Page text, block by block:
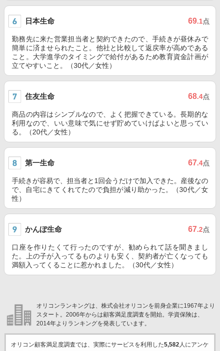
日本生命 69.1点
勤務先に来た営業担当者と契約できたので、手続きが昼休みで
簡単に済ませられたこと。他社と比較して返戻率が高めである
こと。大学進学のタイミングで給付があるため教育資金計画が
立てやすいこと。（30代／女性）
住友生命 68.4点
商品の内容はシンプルなので、よく把握できている。長期的な
利用なので、いい意味で気にせず貯めていけばよいと思ってい
る。（20代／女性）
第一生命 67.4点
手続きが容易で、担当者と1回会うだけで加入できた。産後なの
で、自宅にきてくれてたので負担が減り助かった。（30代／女
性）
かんぽ生命 67.2点
口座を作りたくて行ったのですが、勧められて話を聞きまし
た。上の子が入ってるものよりも安く、契約者が亡くなっても
満額入ってくることに惹かれました。（30代／女性）
オリコンランキングは、株式会社オリコンを前身企業に1967年より
スタート。2006年からは顧客満足度調査を開始。学資保険は、
2014年よりランキングを発表しています。
オリコン顧客満足度調査では、実際にサービスを利用した5,582人にアンケ